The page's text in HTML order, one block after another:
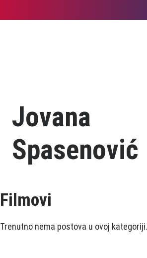
Jovana
Spasenović
Filmovi
Trenutno nema postova u ovoj kategoriji.